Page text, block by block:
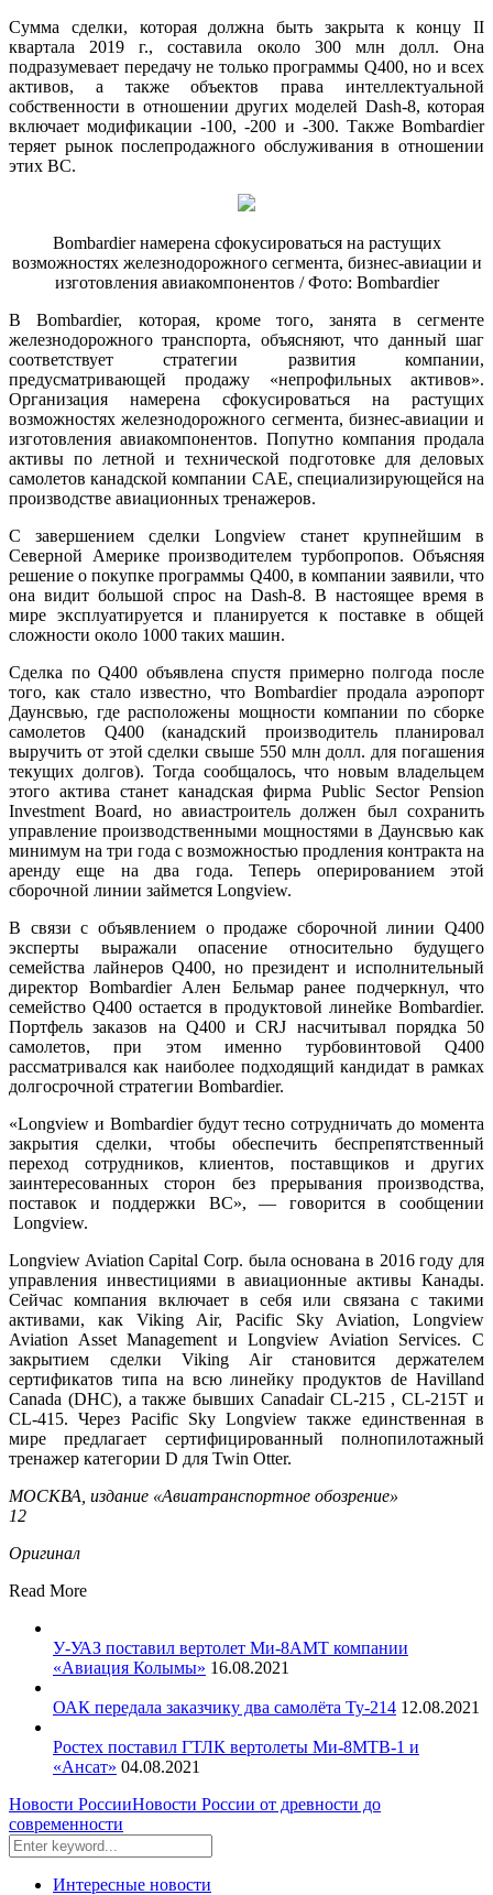
Сумма сделки, которая должна быть закрыта к концу II
квартала 2019 г., составила около 300 млн долл. Она
подразумевает передачу не только программы Q400, но и всех
активов, а также объектов права интеллектуальной
собственности в отношении других моделей Dash-8, которая
включает модификации -100, -200 и -300. Также Bombardier
теряет рынок послепродажного обслуживания в отношении
этих ВС.
Bombardier намерена сфокусироваться на растущих
возможностях железнодорожного сегмента, бизнес-авиации и
изготовления авиакомпонентов / Фото: Bombardier
В Bombardier, которая, кроме того, занята в сегменте
железнодорожного транспорта, объясняют, что данный шаг
соответствует стратегии развития компании,
предусматривающей продажу «непрофильных активов».
Организация намерена сфокусироваться на растущих
возможностях железнодорожного сегмента, бизнес-авиации и
изготовления авиакомпонентов. Попутно компания продала
активы по летной и технической подготовке для деловых
самолетов канадской компании CAE, специализирующейся на
производстве авиационных тренажеров.
С завершением сделки Longview станет крупнейшим в
Северной Америке производителем турбопропов. Объясняя
решение о покупке программы Q400, в компании заявили, что
она видит большой спрос на Dash-8. В настоящее время в
мире эксплуатируется и планируется к поставке в общей
сложности около 1000 таких машин.
Сделка по Q400 объявлена спустя примерно полгода после
того, как стало известно, что Bombardier продала аэропорт
Даунсвью, где расположены мощности компании по сборке
самолетов Q400 (канадский производитель планировал
выручить от этой сделки свыше 550 млн долл. для погашения
текущих долгов). Тогда сообщалось, что новым владельцем
этого актива станет канадская фирма Public Sector Pension
Investment Board, но авиастроитель должен был сохранить
управление производственными мощностями в Даунсвью как
минимум на три года с возможностью продления контракта на
аренду еще на два года. Теперь оперированием этой
сборочной линии займется Longview.
В связи с объявлением о продаже сборочной линии Q400
эксперты выражали опасение относительно будущего
семейства лайнеров Q400, но президент и исполнительный
директор Bombardier Ален Бельмар ранее подчеркнул, что
семейство Q400 остается в продуктовой линейке Bombardier.
Портфель заказов на Q400 и CRJ насчитывал порядка 50
самолетов, при этом именно турбовинтовой Q400
рассматривался как наиболее подходящий кандидат в рамках
долгосрочной стратегии Bombardier.
«Longview и Bombardier будут тесно сотрудничать до момента
закрытия сделки, чтобы обеспечить беспрепятственный
переход сотрудников, клиентов, поставщиков и других
заинтересованных сторон без прерывания производства,
поставок и поддержки ВС», — говорится в сообщении
Longview.
Longview Aviation Capital Corp. была основана в 2016 году для
управления инвестициями в авиационные активы Канады.
Сейчас компания включает в себя или связана с такими
активами, как Viking Air, Pacific Sky Aviation, Longview
Aviation Asset Management и Longview Aviation Services. С
закрытием сделки Viking Air становится держателем
сертификатов типа на всю линейку продуктов de Havilland
Canada (DHC), а также бывших Canadair CL-215 , CL-215T и
CL-415. Через Pacific Sky Longview также единственная в
мире предлагает сертифицированный полнопилотажный
тренажер категории D для Twin Otter.
МОСКВА, издание «Авиатранспортное обозрение»
12
Оригинал
Read More
У-УАЗ поставил вертолет Ми-8АМТ компании
«Авиация Колымы» 16.08.2021
ОАК передала заказчику два самолёта Ту-214 12.08.2021
Ростех поставил ГТЛК вертолеты Ми-8МТВ-1 и
«Ансат» 04.08.2021
Новости РоссииНовости России от древности до
современности
Интересные новости